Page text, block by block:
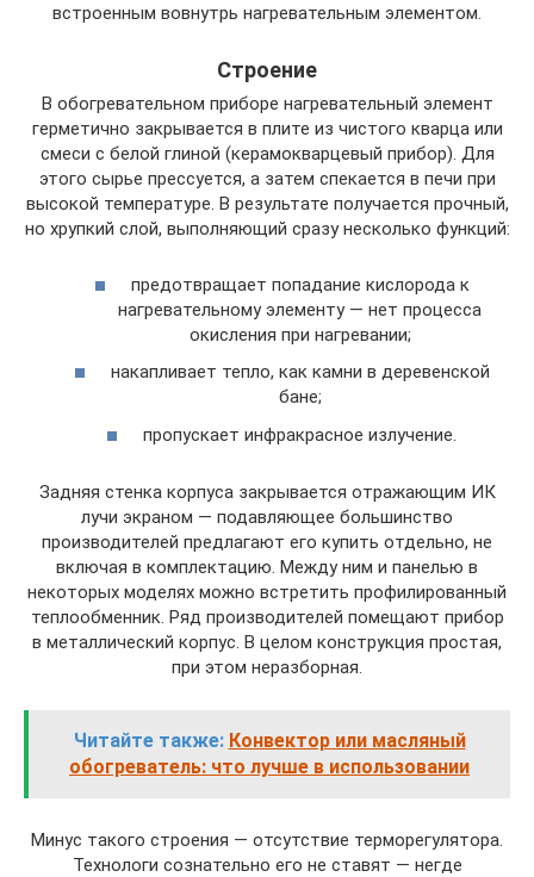
встроенным вовнутрь нагревательным элементом.
Строение
В обогревательном приборе нагревательный элемент
герметично закрывается в плите из чистого кварца или
смеси с белой глиной (керамокварцевый прибор). Для
этого сырье прессуется, а затем спекается в печи при
высокой температуре. В результате получается прочный,
но хрупкий слой, выполняющий сразу несколько функций:
предотвращает попадание кислорода к
нагревательному элементу — нет процесса
окисления при нагревании;
накапливает тепло, как камни в деревенской
бане;
пропускает инфракрасное излучение.
Задняя стенка корпуса закрывается отражающим ИК
лучи экраном — подавляющее большинство
производителей предлагают его купить отдельно, не
включая в комплектацию. Между ним и панелью в
некоторых моделях можно встретить профилированный
теплообменник. Ряд производителей помещают прибор
в металлический корпус. В целом конструкция простая,
при этом неразборная.
Читайте также: Конвектор или масляный
обогреватель: что лучше в использовании
Минус такого строения — отсутствие терморегулятора.
Технологи сознательно его не ставят — негде